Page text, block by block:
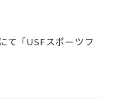
て「USFスポーツフ